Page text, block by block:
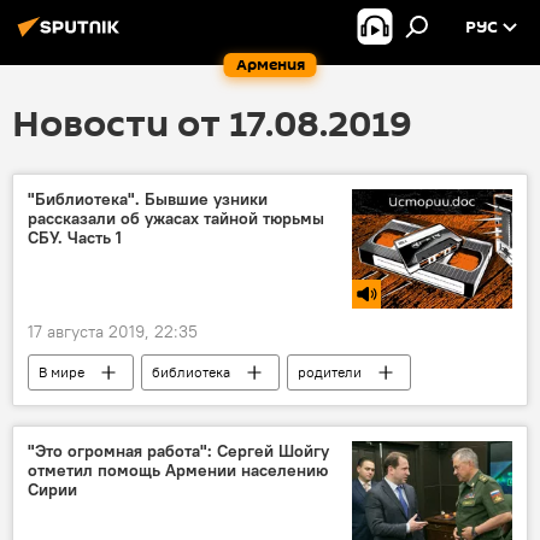
Армения
РУС
Новости от 17.08.2019
"Библиотека". Бывшие узники
рассказали об ужасах тайной тюрьмы
СБУ. Часть 1
17 августа 2019, 22:35
В мире библиотека
родители
дети
Голос тюрьма
"Это огромная работа": Сергей Шойгу
отметил помощь Армении населению
Сирии